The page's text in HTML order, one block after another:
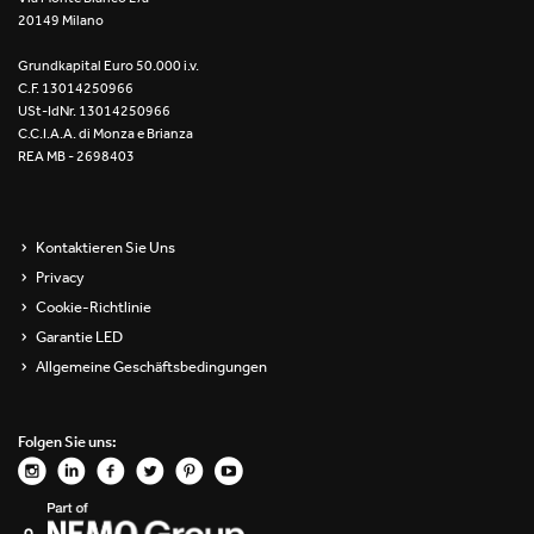
Re Low LED
Roll IOS
Unit 1X
Unit Channel
Unit Round
Yori Evo 48V
Yori Evo Box
20149 Milano
Grundkapital Euro 50.000 i.v.
C.F. 13014250966
USt-IdNr. 13014250966
C.C.I.A.A. di Monza e Brianza
REA MB - 2698403
Kontaktieren Sie Uns
Privacy
Cookie-Richtlinie
Garantie LED
Allgemeine Geschäftsbedingungen
Folgen Sie uns: